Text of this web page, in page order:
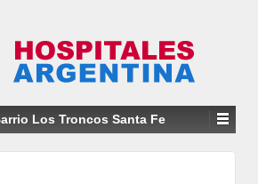
Los Troncos Santa Fe